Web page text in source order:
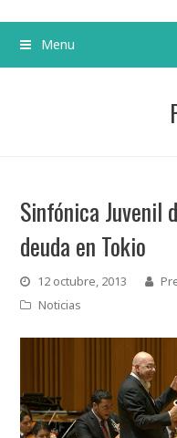
Menu
Sinfónica Juvenil
deuda en Tokio
12 octubre, 2013
Noticias